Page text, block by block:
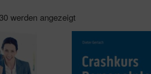
werden angezeigt
sortiert